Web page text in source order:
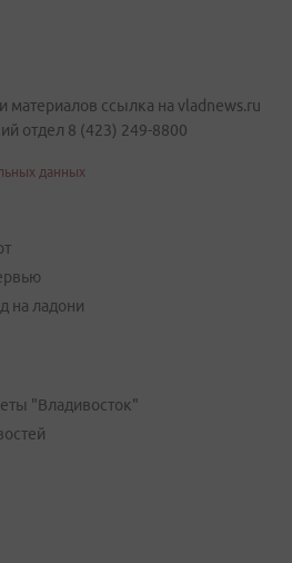
материалов ссылка на vladnews.ru
отдел 8 (423) 249-8800
данных
на ладони
"Владивосток"